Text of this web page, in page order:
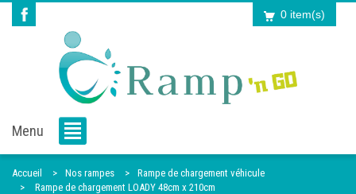
0 item(s)
Menu
Accueil Nos rampes
Rampe de chargement véhicule
Rampe de chargement LOADY 48cm x 210cm